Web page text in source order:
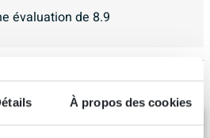
À propos des cookies
évaluation de 8.9
Adore Wavy colonne haute -